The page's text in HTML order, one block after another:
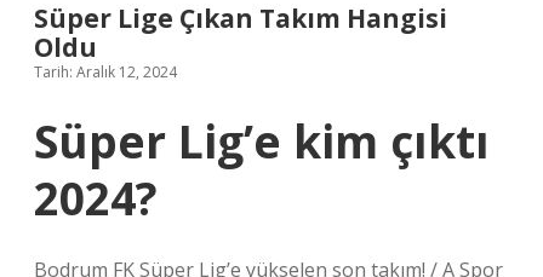
Süper Lige Çıkan Takım Hangisi
Oldu
Tarih: Aralık 12, 2024
Süper Lig’e kim çıktı
2024?
Bodrum FK Süper Lig’e yükselen son takım! / A Spor